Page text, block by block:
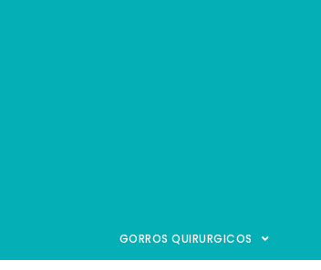
GORROS QUIRURGICOS